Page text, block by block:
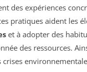
des expériences
pratiques aident les
et à adopter des
des ressources.